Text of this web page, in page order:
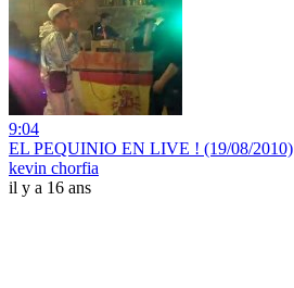
9:04
EL PEQUINIO EN LIVE ! (19/08/2010)
kevin chorfia
il y a 16 ans